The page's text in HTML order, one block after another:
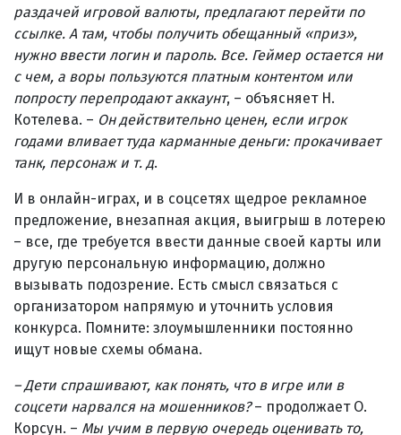
раздачей игровой валюты, предлагают перейти по
ссылке. А там, чтобы получить обещанный «приз»,
нужно ввести логин и пароль. Все. Геймер остается ни
с чем, а воры пользуются платным контентом или
попросту перепродают аккаунт, – объясняет Н.
Котелева. – Он действительно ценен, если игрок
годами вливает туда карманные деньги: прокачивает
танк, персонаж и т. д.
И в онлайн-играх, и в соцсетях щедрое рекламное
предложение, внезапная акция, выигрыш в лотерею
– все, где требуется ввести данные своей карты или
другую персональную информацию, должно
вызывать подозрение. Есть смысл связаться с
организатором напрямую и уточнить условия
конкурса. Помните: злоумышленники постоянно
ищут новые схемы обмана.
– Дети спрашивают, как понять, что в игре или в
соцсети нарвался на мошенников?– продолжает О.
Корсун. – Мы учим в первую очередь оценивать то,